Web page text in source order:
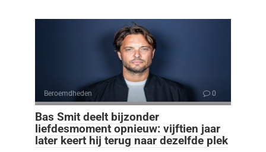
Beroemdheden 0
Bas Smit deelt bijzonder
liefdesmoment opnieuw: vijftien jaar
later keert hij terug naar dezelfde plek